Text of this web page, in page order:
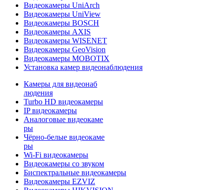
Видеокамеры UniArch
Видеокамеры UniView
Видеокамеры BOSCH
Видеокамеры AXIS
Видеокамеры WISENET
Видеокамеры GeoVision
Видеокамеры MOBOTIX
Установка камер видеонаблюдения
Камеры для видеонаб
людения
Turbo HD видеокамеры
IP видеокамеры
Аналоговые видеокаме
ры
Чёрно-белые видеокаме
ры
Wi-Fi видеокамеры
Видеокамеры со звуком
Биспектральные видеокамеры
Видеокамеры EZVIZ